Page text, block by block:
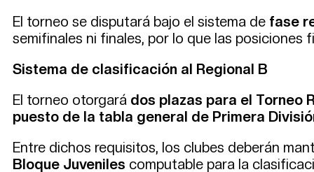
El torneo se disputará bajo el sistema de fase
semifinales ni finales, por lo que las
Sistema de clasificación al Regional B
El torneo otorgará dos plazas para el Torneo
puesto de la tabla general de Primera
Entre dichos requisitos, los clubes deberán
Bloque Juveniles computable para la